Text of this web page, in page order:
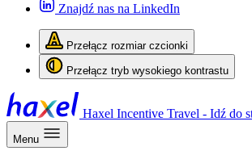
Znajdź nas na LinkedIn
Przełącz rozmiar czcionki
Przełącz tryb wysokiego kontrastu
Haxel Incentive Travel - Idź do
Menu